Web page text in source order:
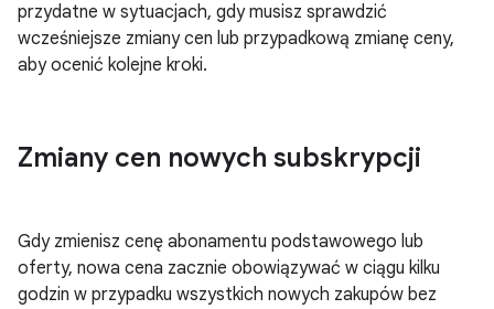
przydatne w sytuacjach, gdy musisz sprawdzić
wcześniejsze zmiany cen lub przypadkową zmianę ceny,
aby ocenić kolejne kroki.
Zmiany cen nowych subskrypcji
Gdy zmienisz cenę abonamentu podstawowego lub
oferty, nowa cena zacznie obowiązywać w ciągu kilku
godzin w przypadku wszystkich nowych zakupów bez